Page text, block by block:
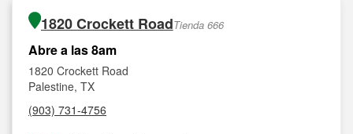
1820 Crockett RoadTienda 666
Abre a las 8am
1820 Crockett Road
Palestine, TX
(903) 731-4756